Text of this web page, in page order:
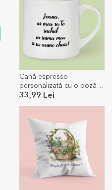
Cană espresso
personalizată cu o poză și
text
33,99 Lei